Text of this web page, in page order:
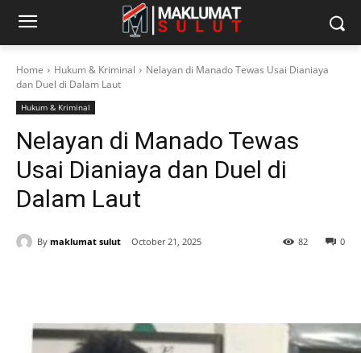
Home Hukum & Kriminal
Nelayan di Manado Tewas Usai Dianiaya
dan Duel di Dalam Laut
Hukum & Kriminal
Nelayan di Manado Tewas
Usai Dianiaya dan Duel di
Dalam Laut
By maklumat sulut October 21, 2025 0
82